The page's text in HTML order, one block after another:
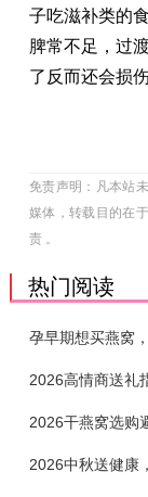
子吃滋补类的
脾常不足，过
了反而还会损
免责声明：凡本站
媒体，转载目的在
责 。
热门阅读
2026中秋送健康